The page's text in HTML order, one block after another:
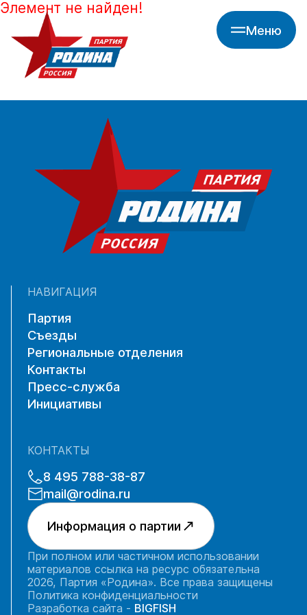
Меню
Элемент не найден!
НАВИГАЦИЯ
Партия
Съезды
Региональные отделения
Контакты
Пресс-служба
Инициативы
КОНТАКТЫ
8 495 788-38-87
mail@rodina.ru
Информация о партии
При полном или частичном использовании
материалов ссылка на ресурс обязательна
2026, Партия «Родина». Все права защищены
Политика конфиденциальности
Разработка сайта - BIGFISH